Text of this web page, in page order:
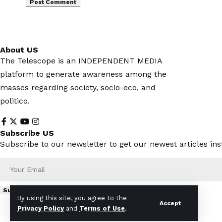
By using this site, you agree to the
Privacy Policy and Terms of Use.
Accept
About US
The Telescope is an INDEPENDENT MEDIA
platform to generate awareness among the
masses regarding society, socio-eco, and
politico.
Subscribe US
Subscribe to our newsletter to get our newest articles
Subscribe